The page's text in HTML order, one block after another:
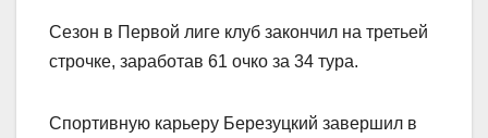
Сезон в Первой лиге клуб закончил на третьей
строчке, заработав 61 очко за 34 тура.
Спортивную карьеру Березуцкий завершил в